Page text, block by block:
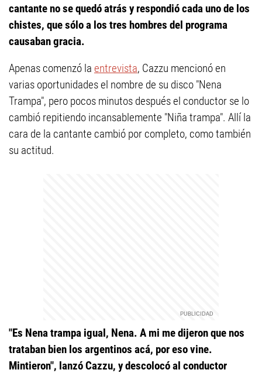
cantante no se quedó atrás y respondió cada uno de los
chistes, que sólo a los tres hombres del programa
causaban gracia.
Apenas comenzó la entrevista, Cazzu mencionó en
varias oportunidades el nombre de su disco "Nena
Trampa", pero pocos minutos después el conductor se lo
cambió repitiendo incansablemente "Niña trampa". Allí la
cara de la cantante cambió por completo, como también
su actitud.
"Es Nena trampa igual, Nena. A mi me dijeron que nos
trataban bien los argentinos acá, por eso vine.
Mintieron", lanzó Cazzu, y descolocó al conductor